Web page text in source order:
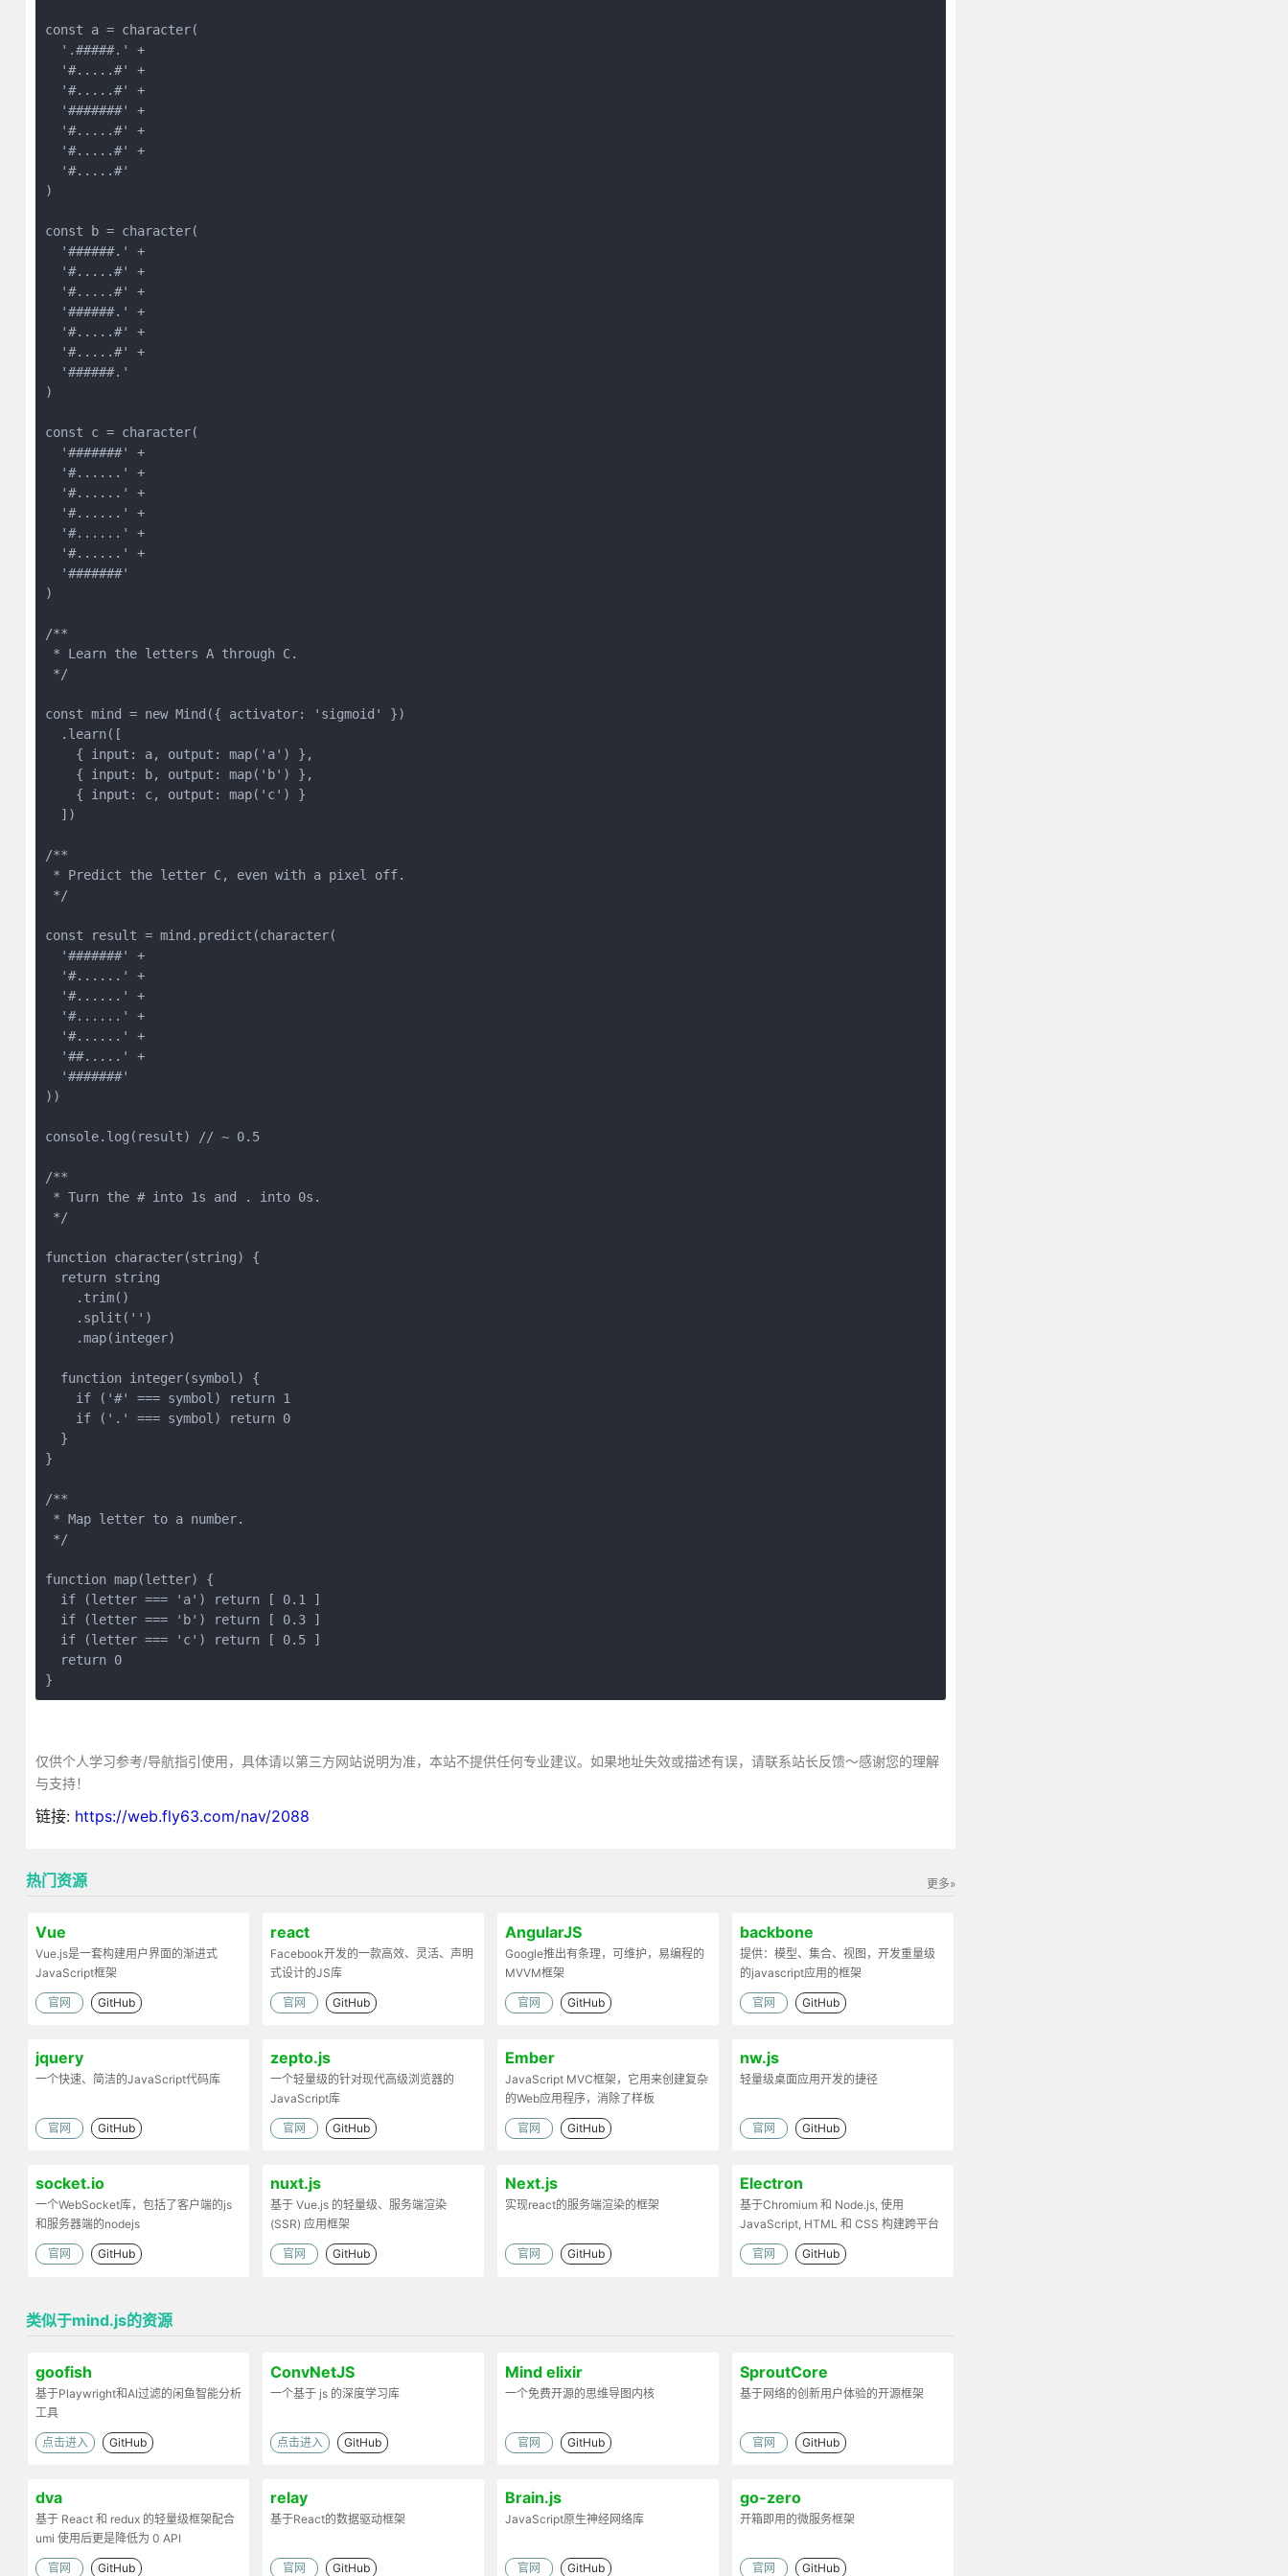
const a = character(
  '.#####.' +
  '#.....#' +
  '#.....#' +
  '#######' +
  '#.....#' +
  '#.....#' +
  '#.....#'
)
const b = character(
  '######.' +
  '#.....#' +
  '#.....#' +
  '######.' +
  '#.....#' +
  '#.....#' +
  '######.'
)
const c = character(
  '#######' +
  '#......' +
  '#......' +
  '#......' +
  '#......' +
  '#......' +
  '#######'
)
/**
* Learn the letters A through C.
*/
const mind = new Mind({ activator: 'sigmoid' })
  .learn([
    { input: a, output: map('a') },
    { input: b, output: map('b') },
    { input: c, output: map('c') }
  ])
/**
* Predict the letter C, even with a pixel off.
*/
const result = mind.predict(character(
  '#######' +
  '#......' +
  '#......' +
  '#......' +
  '#......' +
  '##.....' +
  '#######'
))
console.log(result) // ~ 0.5
/**
* Turn the # into 1s and . into 0s.
*/
function character(string) {
  return string
    .trim()
    .split('')
    .map(integer)
  function integer(symbol) {
    if ('#' === symbol) return 1
    if ('.' === symbol) return 0
  }
}
/**
* Map letter to a number.
*/
function map(letter) {
  if (letter === 'a') return [ 0.1 ]
  if (letter === 'b') return [ 0.3 ]
  if (letter === 'c') return [ 0.5 ]
  return 0
}
仅供个人学习参考/导航指引使用，具体请以第三方网站说明为准，本站不提供任何专业建议。如果地址失效或描述有误，请联系站长反馈～感谢您的理解
与支持！
链接: https://web.fly63.com/nav/2088
更多»
热门资源
Vue
Vue.js是一套构建用户界面的渐进式
JavaScript框架
官网 GitHub
react
Facebook开发的一款高效、灵活、声明
式设计的JS库
官网 GitHub
AngularJS
Google推出有条理，可维护，易编程的
MVVM框架
官网 GitHub
backbone
提供：模型、集合、视图，开发重量级
的javascript应用的框架
官网 GitHub
jquery
一个快速、简洁的JavaScript代码库
官网 GitHub
zepto.js
一个轻量级的针对现代高级浏览器的
JavaScript库
官网 GitHub
Ember
JavaScript MVC框架，它用来创建复杂
的Web应用程序，消除了样板
官网 GitHub
nw.js
轻量级桌面应用开发的捷径
官网 GitHub
socket.io
一个WebSocket库，包括了客户端的js
和服务器端的nodejs
官网 GitHub
nuxt.js
基于 Vue.js 的轻量级、服务端渲染
(SSR) 应用框架
官网 GitHub
Next.js
实现react的服务端渲染的框架
官网 GitHub
Electron
基于Chromium 和 Node.js, 使用
JavaScript, HTML 和 CSS 构建跨平台
的桌面应用
官网 GitHub
类似于mind.js的资源
goofish
基于Playwright和AI过滤的闲鱼智能分析
工具
点击进入 GitHub
ConvNetJS
一个基于 js 的深度学习库
点击进入 GitHub
Mind elixir
一个免费开源的思维导图内核
官网 GitHub
SproutCore
基于网络的创新用户体验的开源框架
官网 GitHub
dva
基于 React 和 redux 的轻量级框架配合
umi 使用后更是降低为 0 API
官网 GitHub
relay
基于React的数据驱动框架
官网 GitHub
Brain.js
JavaScript原生神经网络库
官网 GitHub
go-zero
开箱即用的微服务框架
官网 GitHub